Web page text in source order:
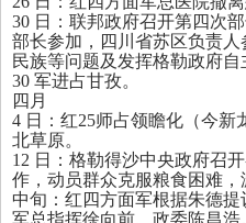
30 日：联邦政府召开第四次
部长参加，四川省苏区负责人
民族等问题及发挥格勒政府
30 军进占甘孜。
四月
4 日：红25师占领瞻化（今新
北草原。
12 日：格勒得沙中央政府召
作，动员群众克服粮食困难，
中旬：红四方面军根据朱德
军总指挥徐向前、政委陈昌浩